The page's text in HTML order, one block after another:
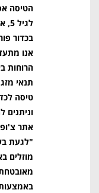
הטיסה
בכדור
אנו
הרוחות
תנאי
טיסה
וניתנים
אתר
"לגעת
מוזלים